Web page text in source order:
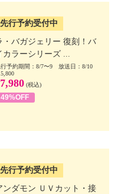
先行予約受付中
・バガジェリー 復刻！バ
カラーシリーズ ...
予約期間：8/7〜9 放送日：8/10
(税込)
49%OFF
先行予約受付中
ンダモン ＵＶカット・接